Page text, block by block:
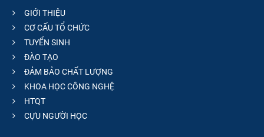
GIỚI THIỆU
CƠ CẤU TỔ CHỨC
TUYỂN SINH
ĐÀO TẠO
ĐẢM BẢO CHẤT LƯỢNG
KHOA HỌC CÔNG NGHỆ
HTQT
CỰU NGƯỜI HỌC